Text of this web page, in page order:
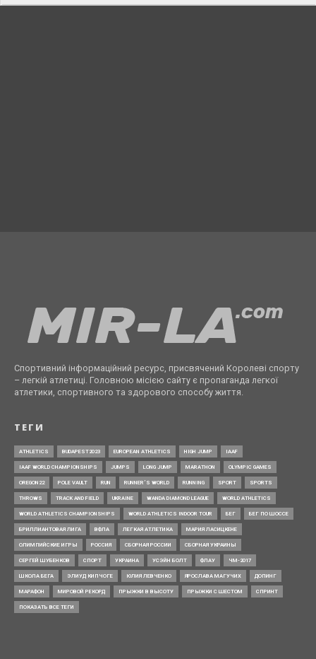
Спортивний інформаційний ресурс, присвячений Королеві спорту
– легкій атлетиці. Головною місією сайту є пропаганда легкої
атлетики, спортивного та здорового способу життя.
ТЕГИ
ATHLETICS BUDAPEST2023 EUROPEAN ATHLETICS HIGH JUMP IAAF
IAAF WORLD CHAMPIONSHIPS JUMPS LONG JUMP MARATHON OLYMPIC GAMES
OREGON22 POLE VAULT RUN RUNNER’S WORLD RUNNING SPORT SPORTS
THROWS TRACK AND FIELD UKRAINE WANDA DIAMOND LEAGUE WORLD ATHLETICS
WORLD ATHLETICS CHAMPIONSHIPS WORLD ATHLETICS INDOOR TOUR БЕГ БЕГ ПО ШОССЕ
БРИЛЛИАНТОВАЯ ЛИГА ВФЛА ЛЕГКАЯ АТЛЕТИКА МАРИЯ ЛАСИЦКЕНЕ
ОЛИМПИЙСКИЕ ИГРЫ РОССИЯ СБОРНАЯ РОССИИ СБОРНАЯ УКРАИНЫ
СЕРГЕЙ ШУБЕНКОВ СПОРТ УКРАИНА УСЭЙН БОЛТ ФЛАУ ЧМ-2017
ШКОЛА БЕГА ЭЛИУД КИПЧОГЕ ЮЛИЯ ЛЕВЧЕНКО ЯРОСЛАВА МАГУЧИХ ДОПИНГ
МАРАФОН МИРОВОЙ РЕКОРД ПРЫЖКИ В ВЫСОТУ ПРЫЖКИ С ШЕСТОМ СПРИНТ
ПОКАЗАТЬ ВСЕ ТЕГИ